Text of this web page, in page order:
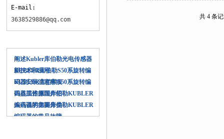
E-mail:
3638529886@qq.com
阐述Kubler库伯勒光电传感器
新技术和应用
KUBLER库伯勒S50系旋转编
码器安装注意事项
KUBLER库伯勒S50系旋转编
码器工作原理介绍
四点描述德国库伯勒KUBLER
编码器的主要分类
八点说明德国库伯勒KUBLER
编码器的常见故障
共 4 条